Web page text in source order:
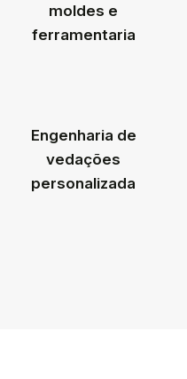
moldes e
ferramentaria
Engenharia de
vedações
personalizada